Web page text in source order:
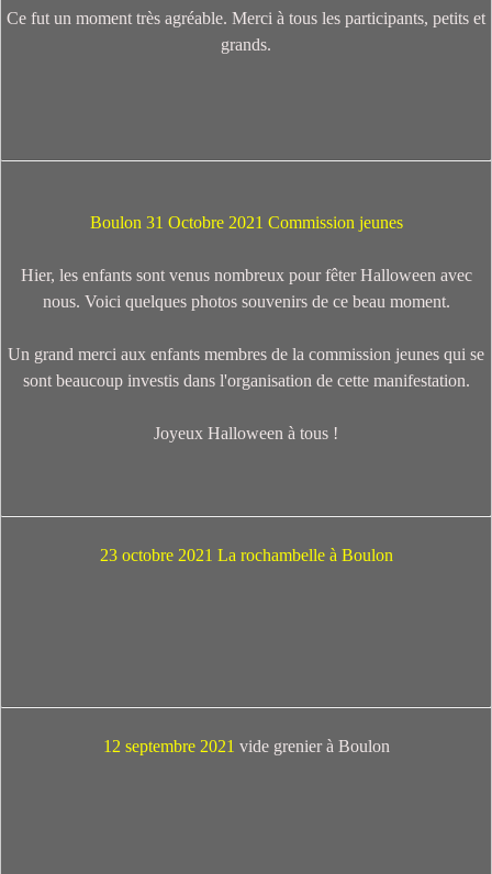
Ce fut un moment très agréable. Merci à tous les participants, petits et
grands.
Boulon 31 Octobre 2021 Commission jeunes
Hier, les enfants sont venus nombreux pour fêter Halloween avec
nous. Voici quelques photos souvenirs de ce beau moment.
Un grand merci aux enfants membres de la commission jeunes qui se
sont beaucoup investis dans l'organisation de cette manifestation.
Joyeux Halloween à tous !
23 octobre 2021 La rochambelle à Boulon
12 septembre 2021 vide grenier à Boulon